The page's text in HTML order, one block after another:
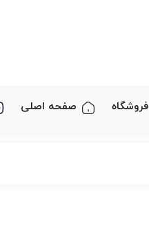
فروشگاه صفحه اصلی